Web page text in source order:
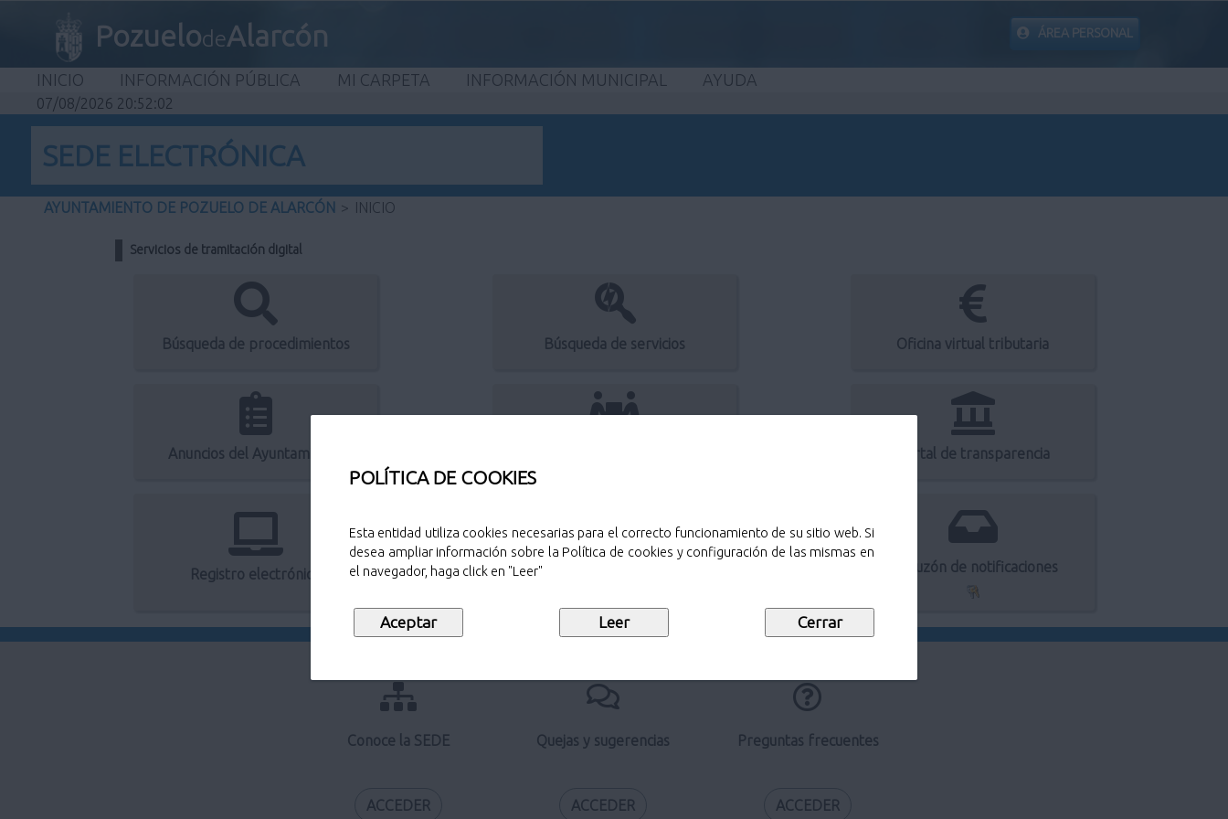
POLÍTICA DE COOKIES
Esta entidad utiliza cookies necesarias para el correcto funcionamiento de su sitio web. Si
desea ampliar información sobre la Política de cookies y configuración de las mismas en
el navegador, haga click en "Leer"
PozuelodeAlarcón ÁREA PERSONAL
INICIO INFORMACIÓN PÚBLICA MI CARPETA INFORMACIÓN MUNICIPAL AYUDA
07/08/2026 20:52:02
SEDE ELECTRÓNICA
AYUNTAMIENTO DE POZUELO DE ALARCÓN > INICIO
Servicios de tramitación digital
Búsqueda de procedimientos Búsqueda de servicios Oficina virtual tributaria
Anuncios del Ayuntamiento Portal de transparencia
Registro electrónico
Verificación de documentos
Mi buzón de notificaciones
Conoce la SEDE
ACCEDER
Quejas y sugerencias
ACCEDER
Preguntas frecuentes
ACCEDER